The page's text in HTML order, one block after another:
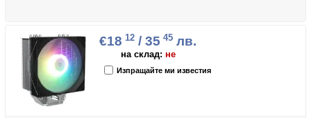
€18 12 / 35 45 лв.
на склад: не
Изпращайте ми известия